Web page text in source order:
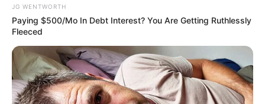
Shocking Turn Of Event: Actors Who Pursued
Controversial Careers
BRAINBERRIES
JG WENTWORTH
Paying $500/Mo In Debt Interest? You Are Getting Ruthlessly
Fleeced